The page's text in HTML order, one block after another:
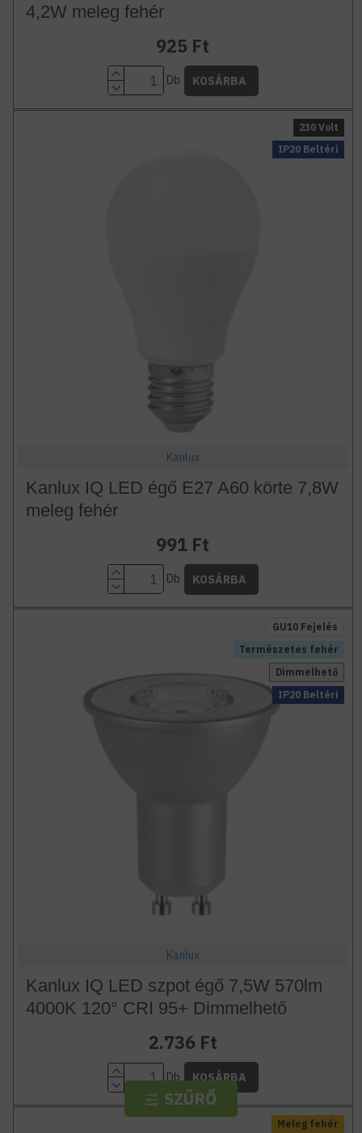
4,2W meleg fehér
925 Ft
Db KOSÁRBA
IP20 Beltéri
230 Volt
Kanlux
Kanlux IQ LED égő E27 A60 körte 7,8W
meleg fehér
991 Ft
Db KOSÁRBA
Természetes fehér
GU10 Fejelés
IP20 Beltéri
Dimmelhető
Kanlux
Kanlux IQ LED szpot égő 7,5W 570lm
4000K 120° CRI 95+ Dimmelhető
2.736 Ft
Db KOSÁRBA
Meleg fehér
SZŰRŐ